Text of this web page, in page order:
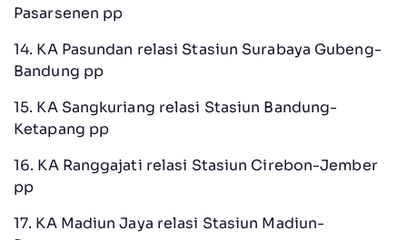
Pasarsenen pp
14. KA Pasundan relasi Stasiun Surabaya Gubeng-
Bandung pp
15. KA Sangkuriang relasi Stasiun Bandung-
Ketapang pp
16. KA Ranggajati relasi Stasiun Cirebon-Jember
pp
17. KA Madiun Jaya relasi Stasiun Madiun-